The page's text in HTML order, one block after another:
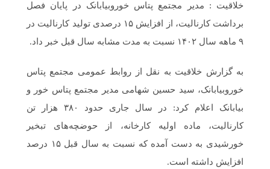
خلاقیت : مدیر مجتمع پتاس خوروبیابانک در پایان فصل
برداشت کارنالیت، از افزایش ۱۵ درصدی تولید کارنالیت در
۹ ماهه سال ۱۴۰۲ نسبت به مدت مشابه سال قبل خبر داد.
به گزارش خلاقیت به نقل از روابط عمومی مجتمع پتاس
خوروبیابانک، سید حسین شهامی مدیر مجتمع پتاس خور و
بیابانک اعلام کرد: در سال جاری حدود ۳۸۰ هزار تن
کارنالیت، ماده اولیه کارخانه، از حوضچه‌های تبخیر
خورشیدی به دست آمده که نسبت به سال قبل ۱۵ درصد
افزایش داشته است.